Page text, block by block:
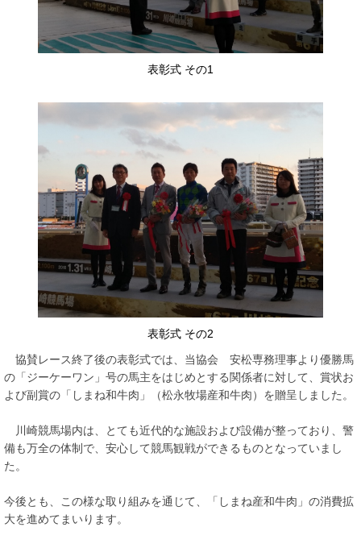
表彰式 その1
表彰式 その2
協賛レース終了後の表彰式では、当協会 安松専務理事より優勝馬
の「ジーケーワン」号の馬主をはじめとする関係者に対して、賞状お
よび副賞の「しまね和牛肉」（松永牧場産和牛肉）を贈呈しました。
川崎競馬場内は、とても近代的な施設および設備が整っており、警
備も万全の体制で、安心して競馬観戦ができるものとなっていまし
た。
今後とも、この様な取り組みを通じて、「しまね産和牛肉」の消費拡
大を進めてまいります。